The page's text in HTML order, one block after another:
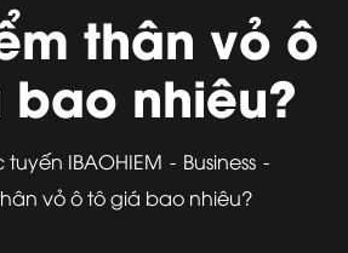
thân vỏ ô
nhiêu?
tuyến IBAOHIEM
Business
vỏ ô tô giá bao nhiêu?